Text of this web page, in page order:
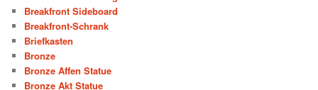
Breakfront Sideboard
Breakfront-Schrank
Briefkasten
Bronze
Bronze Affen Statue
Bronze Akt Statue